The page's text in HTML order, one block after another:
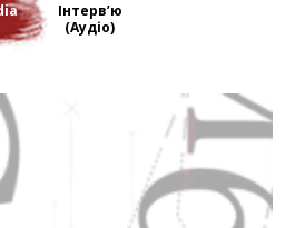
у трьох різних місцях Карлагу:
до села Бурми, де він перебуває в
різко змінюються. Зиґмунда був
Тим не менш, завдяки
ув'язненими, він влаштувався на
таборі. Переїзди з одного табору до
дозволили хоч якось забезпечити
Зиґмунда Туржанського.
Інтерв’ю
(Аудіо)